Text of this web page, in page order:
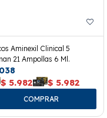
Aminexil Clinical 5
21 Ampollas 6 Ml.
$ 5.982 $ 5.982